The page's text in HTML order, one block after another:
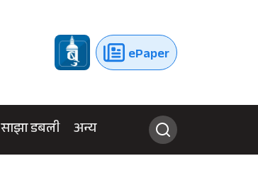
ePaper
साझा डबली अन्य